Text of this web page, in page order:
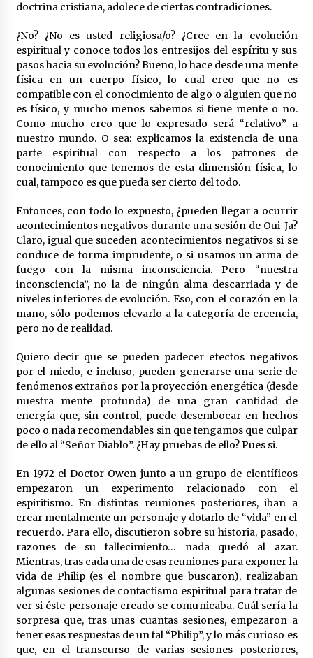
doctrina cristiana, adolece de ciertas contradiciones.
¿No? ¿No es usted religiosa/o? ¿Cree en la evolución
espiritual y conoce todos los entresijos del espíritu y sus
pasos hacia su evolución? Bueno, lo hace desde una mente
física en un cuerpo físico, lo cual creo que no es
compatible con el conocimiento de algo o alguien que no
es físico, y mucho menos sabemos si tiene mente o no.
Como mucho creo que lo expresado será “relativo” a
nuestro mundo. O sea: explicamos la existencia de una
parte espiritual con respecto a los patrones de
conocimiento que tenemos de esta dimensión física, lo
cual, tampoco es que pueda ser cierto del todo.
Entonces, con todo lo expuesto, ¿pueden llegar a ocurrir
acontecimientos negativos durante una sesión de Oui-Ja?
Claro, igual que suceden acontecimientos negativos si se
conduce de forma imprudente, o si usamos un arma de
fuego con la misma inconsciencia. Pero “nuestra
inconsciencia”, no la de ningún alma descarriada y de
niveles inferiores de evolución. Eso, con el corazón en la
mano, sólo podemos elevarlo a la categoría de creencia,
pero no de realidad.
Quiero decir que se pueden padecer efectos negativos
por el miedo, e incluso, pueden generarse una serie de
fenómenos extraños por la proyección energética (desde
nuestra mente profunda) de una gran cantidad de
energía que, sin control, puede desembocar en hechos
poco o nada recomendables sin que tengamos que culpar
de ello al “Señor Diablo”. ¿Hay pruebas de ello? Pues si.
En 1972 el Doctor Owen junto a un grupo de científicos
empezaron un experimento relacionado con el
espiritismo. En distintas reuniones posteriores, iban a
crear mentalmente un personaje y dotarlo de “vida” en el
recuerdo. Para ello, discutieron sobre su historia, pasado,
razones de su fallecimiento… nada quedó al azar.
Mientras, tras cada una de esas reuniones para exponer la
vida de Philip (es el nombre que buscaron), realizaban
algunas sesiones de contactismo espiritual para tratar de
ver si éste personaje creado se comunicaba. Cuál sería la
sorpresa que, tras unas cuantas sesiones, empezaron a
tener esas respuestas de un tal “Philip”, y lo más curioso es
que, en el transcurso de varias sesiones posteriores,